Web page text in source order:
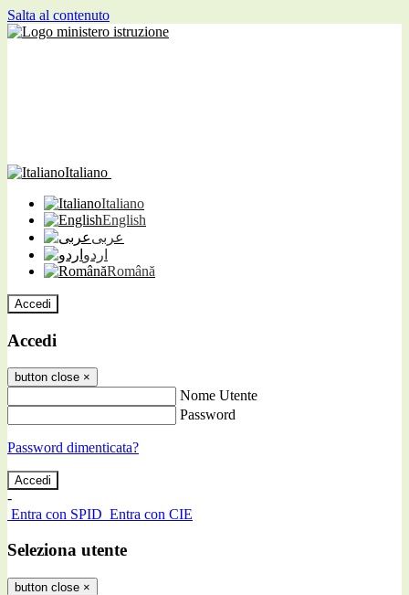
Salta al contenuto
Italiano
Italiano
English
عربى
اردو
Română
Accedi
Accedi
button close ×
Nome Utente
Password
Password dimenticata?
-
Entra con SPID Entra con CIE
Seleziona utente
button close ×